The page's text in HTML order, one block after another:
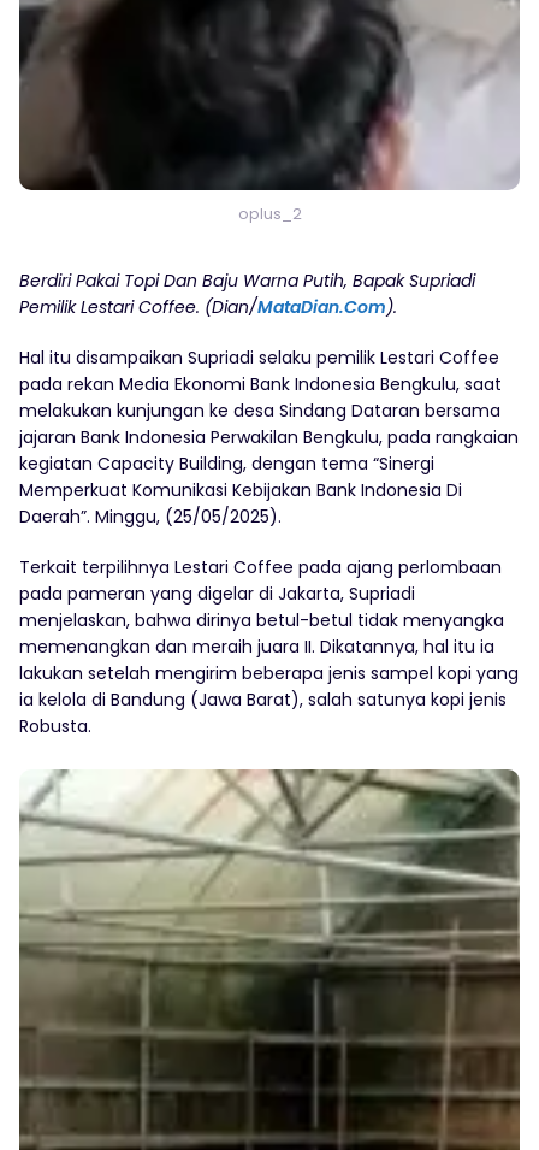
oplus_2
Berdiri Pakai Topi Dan Baju Warna Putih, Bapak Supriadi
Pemilik Lestari Coffee. (Dian/MataDian.Com).
Hal itu disampaikan Supriadi selaku pemilik Lestari Coffee
pada rekan Media Ekonomi Bank Indonesia Bengkulu, saat
melakukan kunjungan ke desa Sindang Dataran bersama
jajaran Bank Indonesia Perwakilan Bengkulu, pada rangkaian
kegiatan Capacity Building, dengan tema “Sinergi
Memperkuat Komunikasi Kebijakan Bank Indonesia Di
Daerah”. Minggu, (25/05/2025).
Terkait terpilihnya Lestari Coffee pada ajang perlombaan
pada pameran yang digelar di Jakarta, Supriadi
menjelaskan, bahwa dirinya betul-betul tidak menyangka
memenangkan dan meraih juara II. Dikatannya, hal itu ia
lakukan setelah mengirim beberapa jenis sampel kopi yang
ia kelola di Bandung (Jawa Barat), salah satunya kopi jenis
Robusta.